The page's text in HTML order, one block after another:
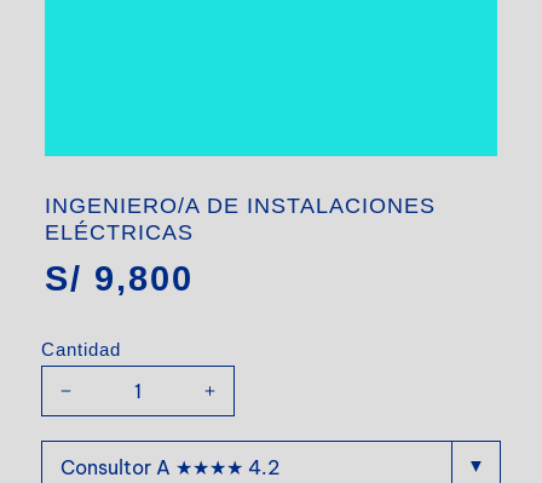
INGENIERO/A DE INSTALACIONES
ELÉCTRICAS
S/ 9,800
Cantidad